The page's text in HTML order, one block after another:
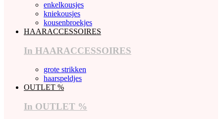
enkelkousjes
kniekousjes
kousenbroekjes
HAARACCESSOIRES
In HAARACCESSOIRES
grote strikken
haarspeldjes
OUTLET %
In OUTLET %